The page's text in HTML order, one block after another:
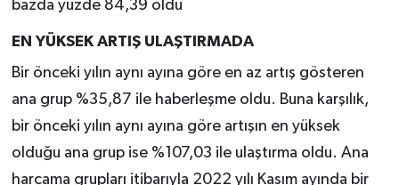
EN YÜKSEK ARTIŞ ULAŞTIRMADA
Bir önceki yılın aynı ayına göre en az artış gösteren
ana grup %35,87 ile haberleşme oldu. Buna karşılık,
bir önceki yılın aynı ayına göre artışın en yüksek
olduğu ana grup ise %107,03 ile ulaştırma oldu. Ana
harcama grupları itibarıyla 2022 yılı Kasım ayında bir